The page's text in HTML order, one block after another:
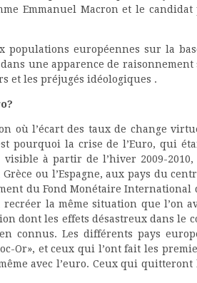
Emmanuel Macron et le
populations européennes sur la
une apparence de
et les préjugés idéologiques .
où l’écart des taux de change
pourquoi la crise de l’Euro, qui
à partir de l’hiver 2009-
ou l’Espagne, aux pays du
du Fond Monétaire International
la même situation que l’on
dont les effets désastreux dans le
connus. Les différents pays
Or», et ceux qui l’ont fait les
avec l’euro. Ceux qui